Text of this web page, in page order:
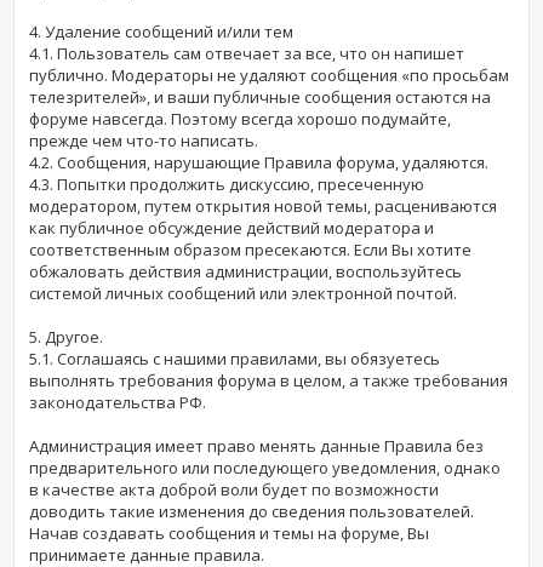
4. Удаление сообщений и/или тем
4.1. Пользователь сам отвечает за все, что он напишет
публично. Модераторы не удаляют сообщения «по просьбам
телезрителей», и ваши публичные сообщения остаются на
форуме навсегда. Поэтому всегда хорошо подумайте,
прежде чем что-то написать.
4.2. Сообщения, нарушающие Правила форума, удаляются.
4.3. Попытки продолжить дискуссию, пресеченную
модератором, путем открытия новой темы, расцениваются
как публичное обсуждение действий модератора и
соответственным образом пресекаются. Если Вы хотите
обжаловать действия администрации, воспользуйтесь
системой личных сообщений или электронной почтой.
5. Другое.
5.1. Соглашаясь с нашими правилами, вы обязуетесь
выполнять требования форума в целом, а также требования
законодательства РФ.
Администрация имеет право менять данные Правила без
предварительного или последующего уведомления, однако
в качестве акта доброй воли будет по возможности
доводить такие изменения до сведения пользователей.
Начав создавать сообщения и темы на форуме, Вы
принимаете данные правила.